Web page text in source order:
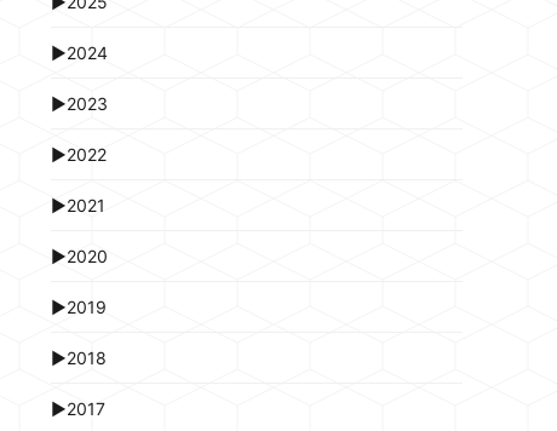
►2024
►2023
►2022
►2021
►2020
►2019
►2018
►2017